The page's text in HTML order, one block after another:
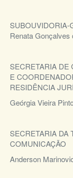
SUBOUVIDORIA-
Renata Gonçalves
SECRETARIA DE
E
RESIDÊNCIA
Geórgia Vieira
SECRETARIA DA
COMUNICAÇÃO
Anderson